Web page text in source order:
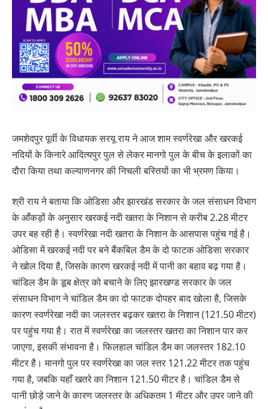
जमशेदपुर पूर्वी के विधायक सरयू राय ने आज शाम स्वर्णरेखा और खरकई
नदियों के किनारे आदित्यपुर पुल से लेकर मानगो पुल के बीच के इलाकों का
दौरा किया तथा कल्याणनगर की निचली बस्तियों का भी भ्रमण किया।
श्री राय ने बताया कि ओडिसा और झारखंड सरकार के जल संसाधन विभाग
के आँकड़ों के अनुसार खरकई नदी खतरा के निशान से करीब 2.28 मीटर
उपर बह रही है। स्वर्णरेखा नदी खतरा के निशान के आसपास पहुंच गई है।
ओडिसा में खरकई नदी पर बने बैंकबिल डैम के दो फाटक ओडिसा सरकार
ने खोल दिया है, जिसके कारण खरकई नदी में पानी का बहाव बढ़ गया है।
चांडिल डैम के डूब क्षेत्र को बचाने के लिए झारखण्ड सरकार के जल
संसाधन विभाग ने चांडिल डैम का दो फाटक दोपहर बाद खोला है, जिसके
कारण स्वर्णरेखा नदी का जलस्तर बढ़कर खतरा के निशान (121.50 मीटर)
पर पहुंच गया है। रात में स्वर्णरेखा का जलस्तर खतरा का निशान पार कर
जाएगा, इसकी संभावना है। फिलहाल चांडिल डैम का जलस्तर 182.10
मीटर है। मानगो पुल पर स्वर्णरेखा का जल स्तर 121.22 मीटर तक पहुंच
गया है, जबकि यहाँ खतरे का निशान 121.50 मीटर है। चांडिल डैम से
पानी छोड़े जाने के कारण जलस्तर के अधिकतम 1 मीटर और उपर जाने की